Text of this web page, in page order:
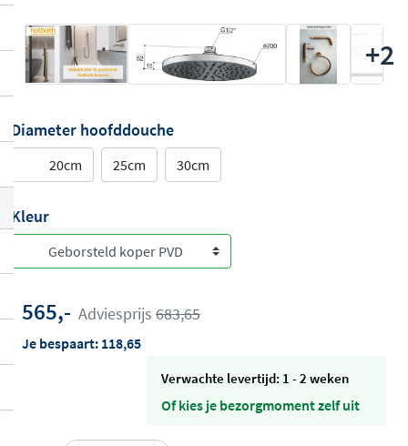
+2
Diameter hoofddouche
20cm 25cm 30cm
Kleur
565,- Adviesprijs 683,65
Je bespaart: 118,65
Verwachte levertijd: 1 - 2 weken
Of kies je bezorgmoment zelf uit